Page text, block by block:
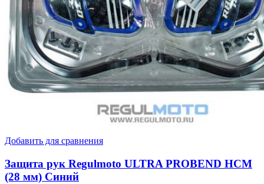
Добавить для сравнения
Защита рук Regulmoto ULTRA PROBEND HCM
(28 мм) Синий